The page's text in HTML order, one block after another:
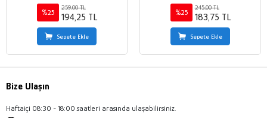
%25
259,00 TL
194,25 TL
Sepete Ekle
%25
245,00 TL
183,75 TL
Sepete Ekle
Bize Ulaşın
Haftaiçi 08:30 - 18:00 saatleri arasında ulaşabilirsiniz.